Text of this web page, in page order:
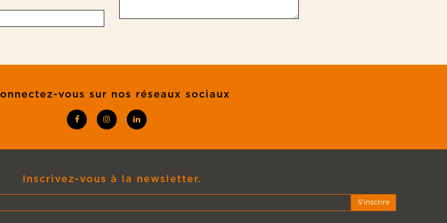
vous sur nos réseaux sociaux
Inscrivez-vous à la newsletter.
S'inscrire